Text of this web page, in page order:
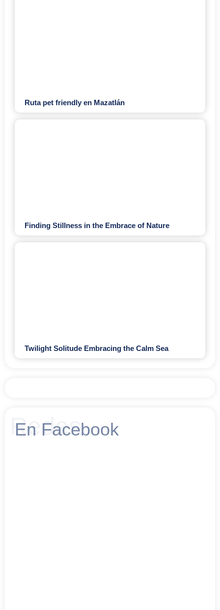
Ruta pet friendly en Mazatlán
Finding Stillness in the Embrace of Nature
Twilight Solitude Embracing the Calm Sea
Redes
En Facebook